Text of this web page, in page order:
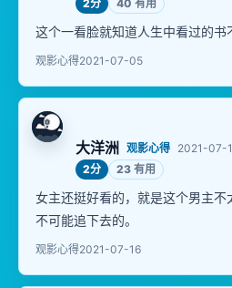
2分
40 有用
这个一看脸就知道人生中看过的
观影心得2021-07-05
大洋洲 观影心得 2021-07-
2分
23 有用
女主还挺好看的，就是这个男主
不可能追下去的。
观影心得2021-07-16